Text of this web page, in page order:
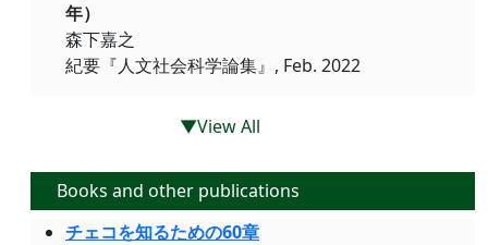
年）
森下嘉之
紀要『人文社会科学論集』, Feb. 2022
▼View All
Books and other publications
チェコを知るための60章